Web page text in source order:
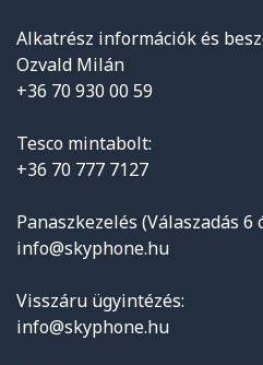
Alkatrész információk és
Ozvald Milán
+36 70 930 00 59
Tesco mintabolt:
+36 70 777 7127
Panaszkezelés (Válaszadás 6
info@skyphone.hu
Visszáru ügyintézés:
info@skyphone.hu